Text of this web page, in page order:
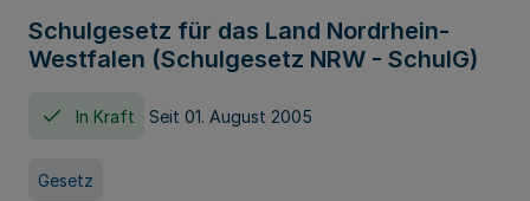
Schulgesetz für das Land Nordrhein-
Westfalen (Schulgesetz NRW - SchulG)
In Kraft Seit 01. August 2005
Gesetz